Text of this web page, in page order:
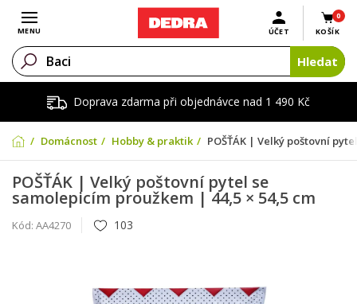
Doprava zdarma při objednávce nad 1 490 Kč
Otevřít menu
MENU
0
KOŠÍK
ÚČET
Hledat
Domácnost Hobby & praktik POŠŤÁK | Velký poštovní
POŠŤÁK | Velký poštovní pytel se
samolepicím proužkem | 44,5 × 54,5 cm
Kód: AA4270 103